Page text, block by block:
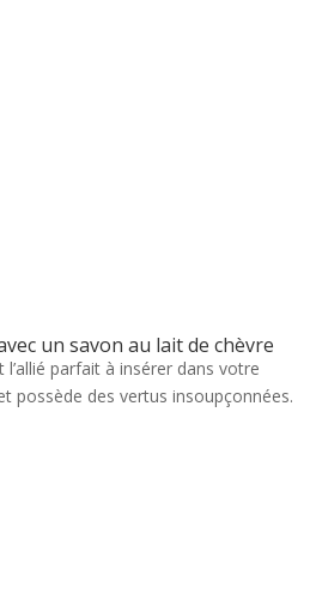
un savon au lait de chèvre
parfait à insérer dans votre
possède des vertus insoupçonnées.